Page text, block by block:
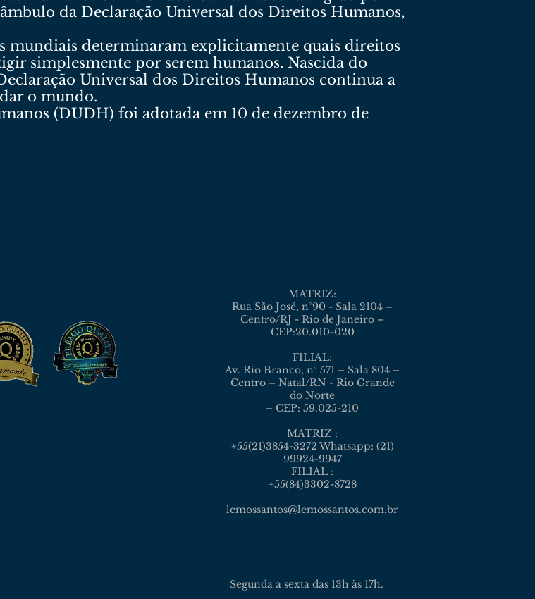
da Declaração Universal dos Direitos Humanos,
mundiais determinaram explicitamente quais direitos
simplesmente por serem humanos. Nascida do
Universal dos Direitos Humanos continua a
o mundo.
(DUDH) foi adotada em 10 de dezembro de
MATRIZ:
Rua São José, n°90 - Sala 2104 –
Centro/RJ - Rio de Janeiro –
CEP:20.010-020
FILIAL:
Av. Rio Branco, n° 571 – Sala 804 –
Centro – Natal/RN - Rio Grande
do Norte
– CEP: 59.025-210
MATRIZ :
+55(21)3854-3272 Whatsapp: (21)
99924-9947
FILIAL :
+55(84)3302-8728
lemossantos@lemossantos.com.br
Segunda a sexta das 13h às 17h.